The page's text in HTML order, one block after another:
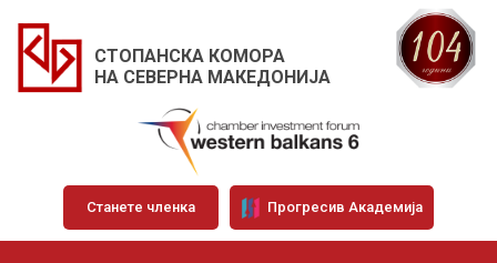
СТОПАНСКА КОМОРА
НА СЕВЕРНА МАКЕДОНИЈА
Станете членка Прогресив Академија